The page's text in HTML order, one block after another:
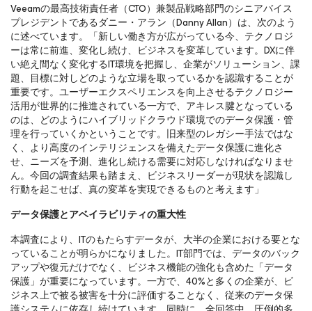
Veeamの最高技術責任者（CTO）兼製品戦略部門のシニアバイス
プレジデントであるダニー・アラン（Danny Allan）は、次のよう
に述べています。「新しい働き方が広がっている今、テクノロジ
ーは常に前進、変化し続け、ビジネスを変革しています。DXに伴
い絶え間なく変化するIT環境を把握し、企業がソリューション、課
題、目標に対しどのような立場を取っているかを認識することが
重要です。ユーザーエクスペリエンスを向上させるテクノロジー
活用が世界的に推進されている一方で、アキレス腱となっている
のは、どのようにハイブリッドクラウド環境でのデータ保護・管
理を行っていくかということです。旧来型のレガシー手法ではな
く、より高度のインテリジェンスを備えたデータ保護に進化さ
せ、ニーズを予測、進化し続ける需要に対応しなければなりませ
ん。今回の調査結果も踏まえ、ビジネスリーダーが現状を認識し
行動を起こせば、真の変革を実現できるものと考えます」
データ保護とアベイラビリティの重大性
本調査により、ITのもたらすデータが、大半の企業における要とな
っていることが明らかになりました。IT部門では、データのバック
アップや復元だけでなく、ビジネス機能の強化も含めた「データ
保護」が重要になっています。一方で、40%と多くの企業が、ビ
ジネス上で被る被害を十分に評価することなく、従来のデータ保